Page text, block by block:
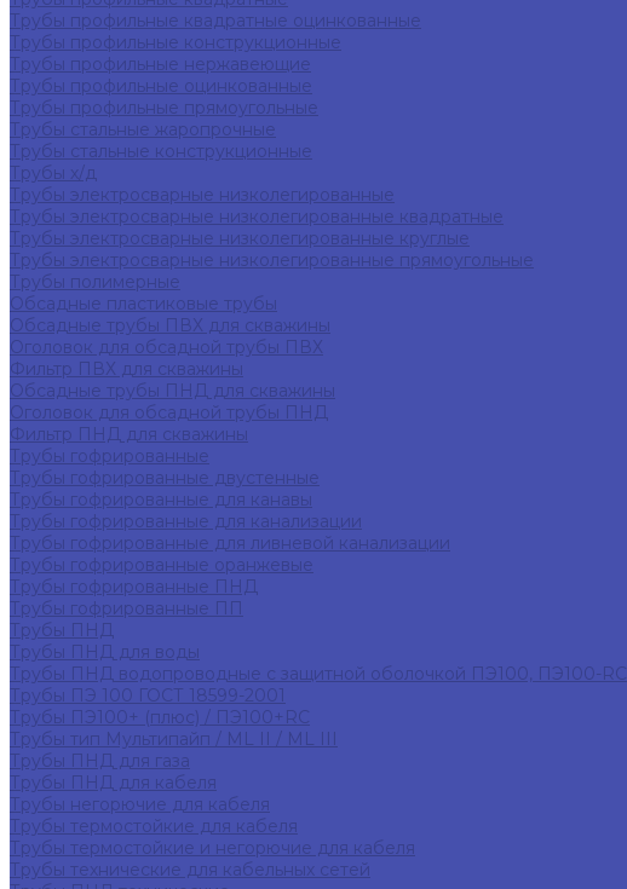
Трубы профильные квадратные оцинкованные
Трубы профильные конструкционные
Трубы профильные нержавеющие
Трубы профильные оцинкованные
Трубы профильные прямоугольные
Трубы стальные жаропрочные
Трубы стальные конструкционные
Трубы х/д
Трубы электросварные низколегированные
Трубы электросварные низколегированные квадратные
Трубы электросварные низколегированные круглые
Трубы электросварные низколегированные прямоугольные
Трубы полимерные
Обсадные пластиковые трубы
Обсадные трубы ПВХ для скважины
Оголовок для обсадной трубы ПВХ
Фильтр ПВХ для скважины
Обсадные трубы ПНД для скважины
Оголовок для обсадной трубы ПНД
Фильтр ПНД для скважины
Трубы гофрированные
Трубы гофрированные двустенные
Трубы гофрированные для канавы
Трубы гофрированные для канализации
Трубы гофрированные для ливневой канализации
Трубы гофрированные оранжевые
Трубы гофрированные ПНД
Трубы гофрированные ПП
Трубы ПНД
Трубы ПНД для воды
Трубы ПНД водопроводные с защитной оболочкой ПЭ100, ПЭ100-RC
Трубы ПЭ 100 ГОСТ 18599-2001
Трубы ПЭ100+ (плюс) / ПЭ100+RC
Трубы тип Мультипайп / ML II / ML III
Трубы ПНД для газа
Трубы ПНД для кабеля
Трубы негорючие для кабеля
Трубы термостойкие для кабеля
Трубы термостойкие и негорючие для кабеля
Трубы технические для кабельных сетей